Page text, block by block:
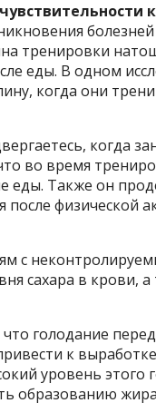
тренировки
еды. В одном
когда они
когда
во время
еды. Также он
физической
с
сахара в крови, а
голодание
к
уровень
образованию